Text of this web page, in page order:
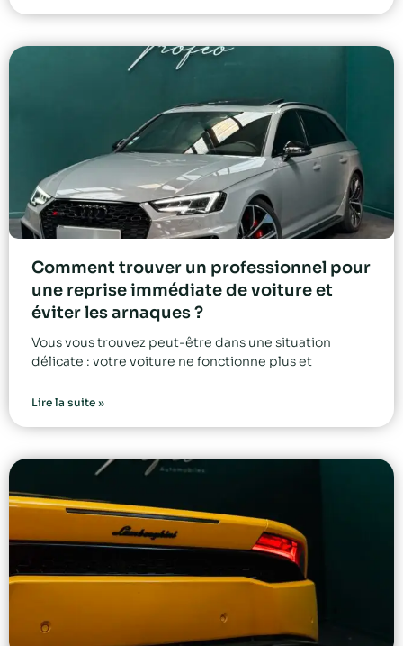
Comment trouver un professionnel pour
une reprise immédiate de voiture et
éviter les arnaques ?
Vous vous trouvez peut-être dans une situation
délicate : votre voiture ne fonctionne plus et
Lire la suite »